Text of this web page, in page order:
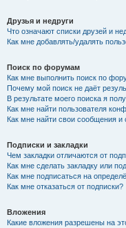
Друзья и недруги
Что означают списки друзей и
Как мне добавлять/удалять
Поиск по форумам
Как мне выполнить поиск по
Почему мой поиск не даёт
В результате моего поиска я
Как мне найти пользователя
Как мне найти свои сообщения
Подписки и закладки
Чем закладки отличаются от
Как мне сделать закладку или
Как мне подписаться на
Как мне отказаться от подписки?
Вложения
Какие вложения разрешены на